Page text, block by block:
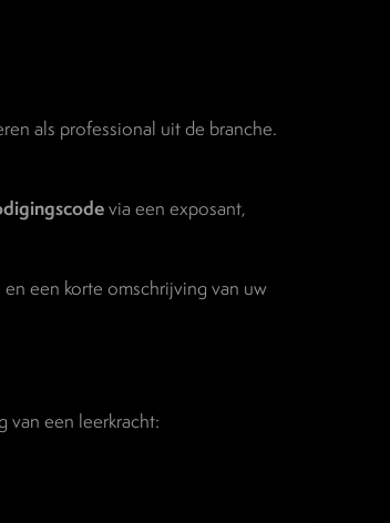
als professional uit de branche.
via een exposant,
een korte omschrijving van uw
van een leerkracht: